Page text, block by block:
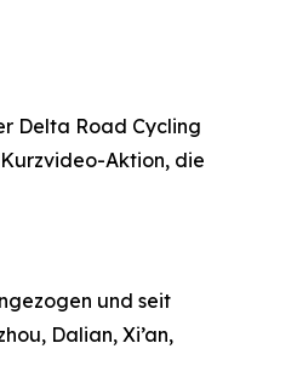
Delta Road Cycling
Aktion, die
und seit
Dalian, Xi’an,